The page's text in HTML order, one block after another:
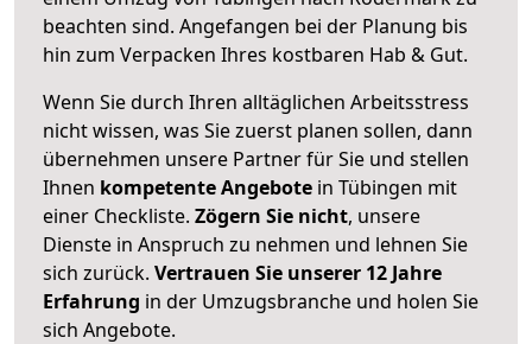
beachten sind. Angefangen bei der Planung bis
hin zum Verpacken Ihres kostbaren Hab & Gut.
Wenn Sie durch Ihren alltäglichen Arbeitsstress
nicht wissen, was Sie zuerst planen sollen, dann
übernehmen unsere Partner für Sie und stellen
Ihnen kompetente Angebote in Tübingen mit
einer Checkliste. Zögern Sie nicht, unsere
Dienste in Anspruch zu nehmen und lehnen Sie
sich zurück. Vertrauen Sie unserer 12 Jahre
Erfahrung in der Umzugsbranche und holen Sie
sich Angebote.